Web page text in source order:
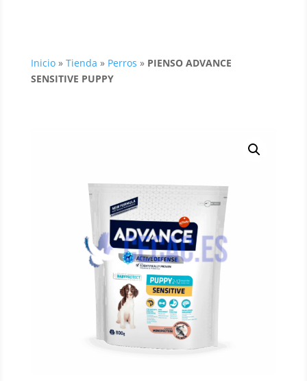
Inicio» Tienda » Perros » PIENSO ADVANCE
SENSITIVE PUPPY